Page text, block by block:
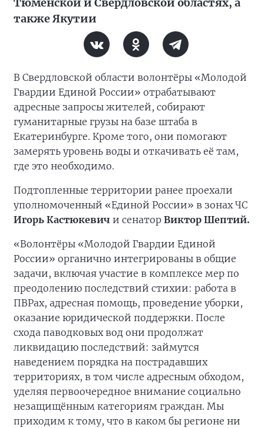
Тюменской и Свердловской областях, а
также Якутии
В Свердловской области волонтёры «Молодой
Гвардии Единой России» отрабатывают
адресные запросы жителей, собирают
гуманитарные грузы на базе штаба в
Екатеринбурге. Кроме того, они помогают
замерять уровень воды и откачивать её там,
где это необходимо.
Подтопленные территории ранее проехали
уполномоченный «Единой России» в зонах ЧС
Игорь Кастюкевич и сенатор Виктор Шептий.
«Волонтёры «Молодой Гвардии Единой
России» органично интегрированы в общие
задачи, включая участие в комплексе мер по
преодолению последствий стихии: работа в
ПВРах, адресная помощь, проведение уборки,
оказание юридической поддержки. После
схода паводковых вод они продолжат
ликвидацию последствий: займутся
наведением порядка на пострадавших
территориях, в том числе адресным обходом,
уделяя первоочередное внимание социально
незащищённым категориям граждан. Мы
приходим к тому, что в каком бы регионе ни